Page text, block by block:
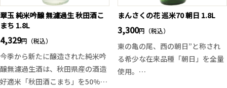
翠玉 純米吟醸 無濾過生 秋田酒こ
まち 1.8L
4,329円（税込）
今季から新たに醸造された純米吟
醸無濾過生酒は、秋田県産の酒造
好適米「秋田酒こまち」を50%ま
まんさくの花 巡米70 朝日 1.8L
3,300円（税込）
東の亀の尾、西の朝日”と称され
る希少な在来品種「朝日」を全量
使用。